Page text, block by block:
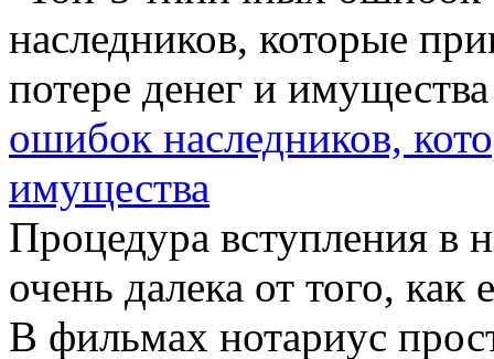
ошибок наследников,
имущества
Процедура вступления в
очень далека от того,
В фильмах нотариус